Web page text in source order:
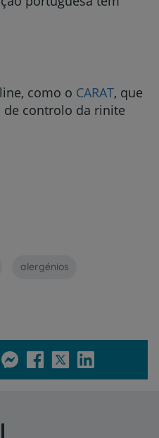
como o CARAT, que
controlo da rinite
alergénios